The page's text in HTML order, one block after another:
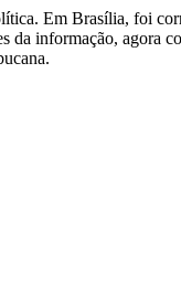
Em Brasília, foi
informação, agora